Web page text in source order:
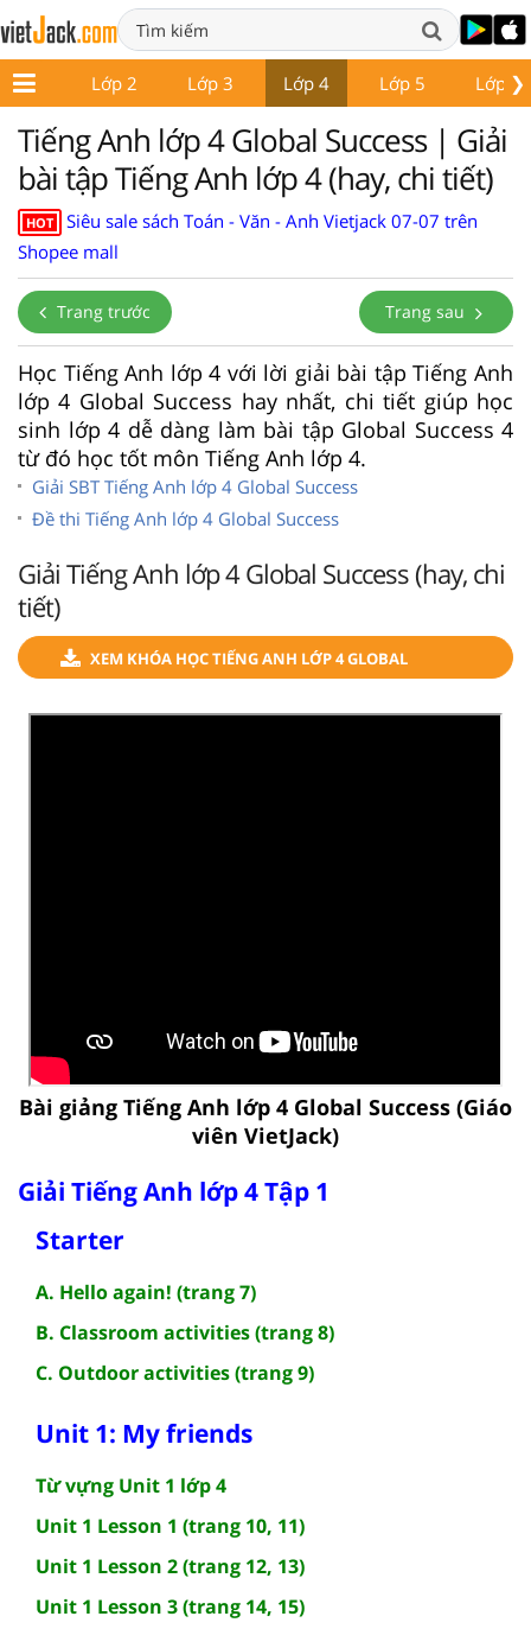
❯
1 Lớp 2 Lớp 3 Lớp 4 Lớp 5 Lớp 6
Tiếng Anh lớp 4 Global Success | Giải
bài tập Tiếng Anh lớp 4 (hay, chi tiết)
HOT
Siêu sale sách Toán - Văn - Anh Vietjack 07-07 trên
Shopee mall
Trang trước Trang sau
Học Tiếng Anh lớp 4 với lời giải bài tập Tiếng Anh
lớp 4 Global Success hay nhất, chi tiết giúp học
sinh lớp 4 dễ dàng làm bài tập Global Success 4
từ đó học tốt môn Tiếng Anh lớp 4.
Giải SBT Tiếng Anh lớp 4 Global Success
Đề thi Tiếng Anh lớp 4 Global Success
Giải Tiếng Anh lớp 4 Global Success (hay, chi
tiết)
XEM KHÓA HỌC TIẾNG ANH LỚP 4 GLOBAL
Bài giảng Tiếng Anh lớp 4 Global Success (Giáo
viên VietJack)
Giải Tiếng Anh lớp 4 Tập 1
Starter
A. Hello again! (trang 7)
B. Classroom activities (trang 8)
C. Outdoor activities (trang 9)
Unit 1: My friends
Từ vựng Unit 1 lớp 4
Unit 1 Lesson 1 (trang 10, 11)
Unit 1 Lesson 2 (trang 12, 13)
Unit 1 Lesson 3 (trang 14, 15)